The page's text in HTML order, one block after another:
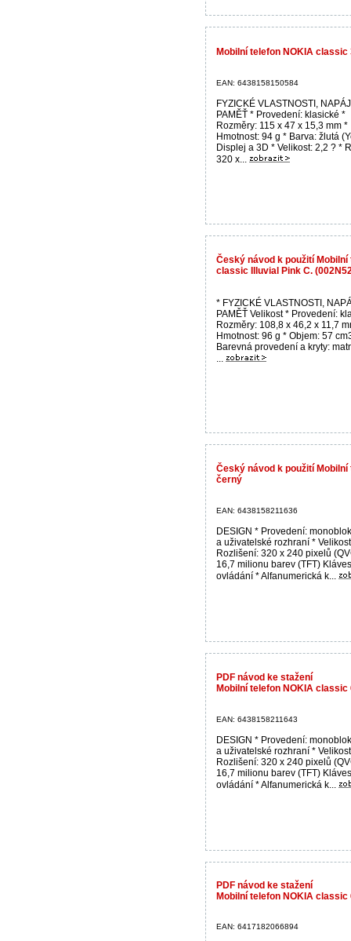
Mobilní telefon NOKIA
EAN: 6438158150584
FYZICKÉ VLASTNOSTI,
PAMĚŤ * Provedení: klasické *
Rozměry: 115 x 47 x 15,3 mm *
Hmotnost: 94 g * Barva: žlutá
Displej a 3D * Velikost: 2,2 ? *
320 x...
Český návod k použití
classic Illuvial Pink C.
* FYZICKÉ VLASTNOSTI,
PAMĚŤ Velikost * Provedení:
Rozměry: 108,8 x 46,2 x 11,7
Hmotnost: 96 g * Objem: 57
Barevná provedení a kryty:
...
Český návod k použití
černý
EAN: 6438158211636
DESIGN * Provedení:
a uživatelské rozhraní *
Rozlišení: 320 x 240 pixelů
16,7 milionu barev (TFT)
ovládání * Alfanumerická k...
PDF návod ke stažení
Mobilní telefon NOKIA
EAN: 6438158211643
DESIGN * Provedení:
a uživatelské rozhraní *
Rozlišení: 320 x 240 pixelů
16,7 milionu barev (TFT)
ovládání * Alfanumerická k...
PDF návod ke stažení
Mobilní telefon NOKIA
EAN: 6417182066894